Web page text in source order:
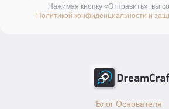
Нажимая кнопку «Отправить», вы
Политикой конфиденциальности и
Блог Основателя